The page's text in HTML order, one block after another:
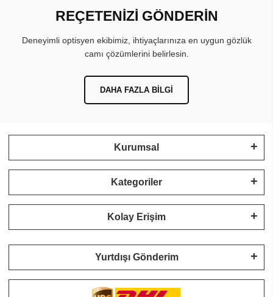
REÇETENİZİ GÖNDERİN
Deneyimli optisyen ekibimiz, ihtiyaçlarınıza en uygun gözlük
camı çözümlerini belirlesin.
DAHA FAZLA BILGI
Kurumsal
Kategoriler
Kolay Erişim
Yurtdışı Gönderim